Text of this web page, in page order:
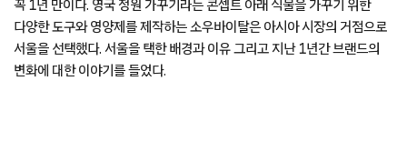
꼭 1년 만이다. 영국 정원 가꾸기라는 콘셉트 아래 식물을 가꾸기 위한
다양한 도구와 영양제를 제작하는 소우바이탈은 아시아 시장의 거점으로
서울을 선택했다. 서울을 택한 배경과 이유 그리고 지난 1년간 브랜드의
변화에 대한 이야기를 들었다.